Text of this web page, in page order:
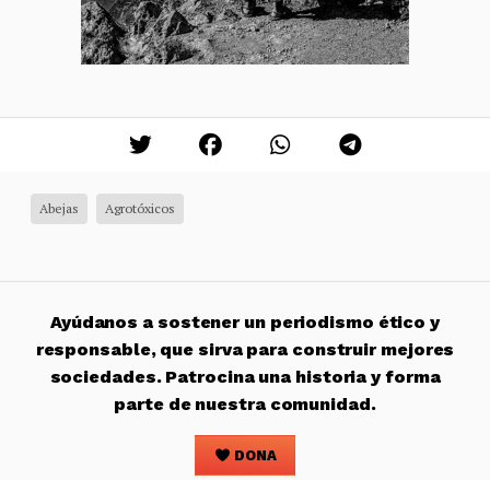
Abejas Agrotóxicos
Ayúdanos a sostener un periodismo ético y
responsable, que sirva para construir mejores
sociedades. Patrocina una historia y forma
parte de nuestra comunidad.
DONA